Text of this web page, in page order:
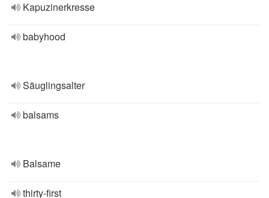
Kapuzinerkresse
babyhood
Säuglingsalter
balsams
Balsame
thirty-first